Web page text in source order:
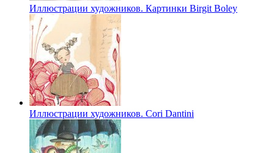
Иллюстрации художников. Картинки Birgit Boley
Иллюстрации художников. Cori Dantini